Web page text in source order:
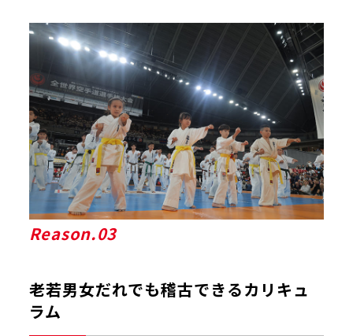
Reason.03
老若男女だれでも稽古できるカリキュ
ラム